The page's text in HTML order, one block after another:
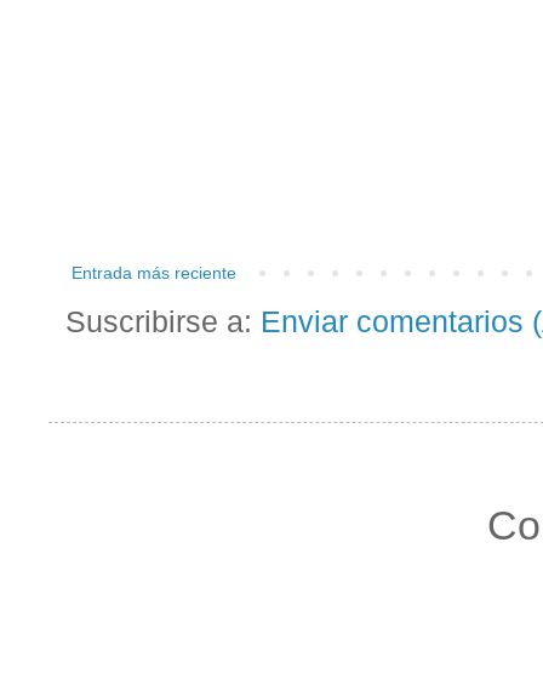
Entrada más reciente
Suscribirse a: Enviar comentarios